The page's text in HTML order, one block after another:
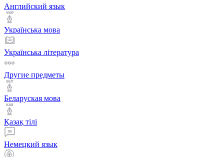
Английский язык
Українська мова
Українська література
Другие предметы
Беларуская мова
Қазақ тiлi
Немецкий язык